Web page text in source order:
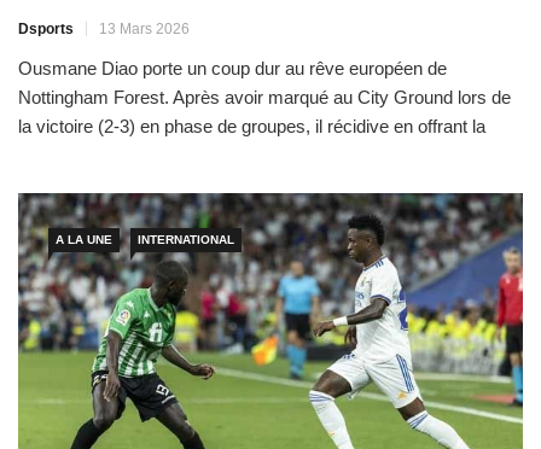
Dsports 13 Mars 2026
Ousmane Diao porte un coup dur au rêve européen de
Nottingham Forest. Après avoir marqué au City Ground lors de
la victoire (2-3) en phase de groupes, il récidive en offrant la
A LA UNE INTERNATIONAL